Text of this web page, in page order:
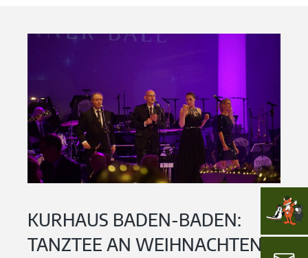
KURHAUS BADEN-BADEN:
TANZTEE AN WEIHNACHTEN